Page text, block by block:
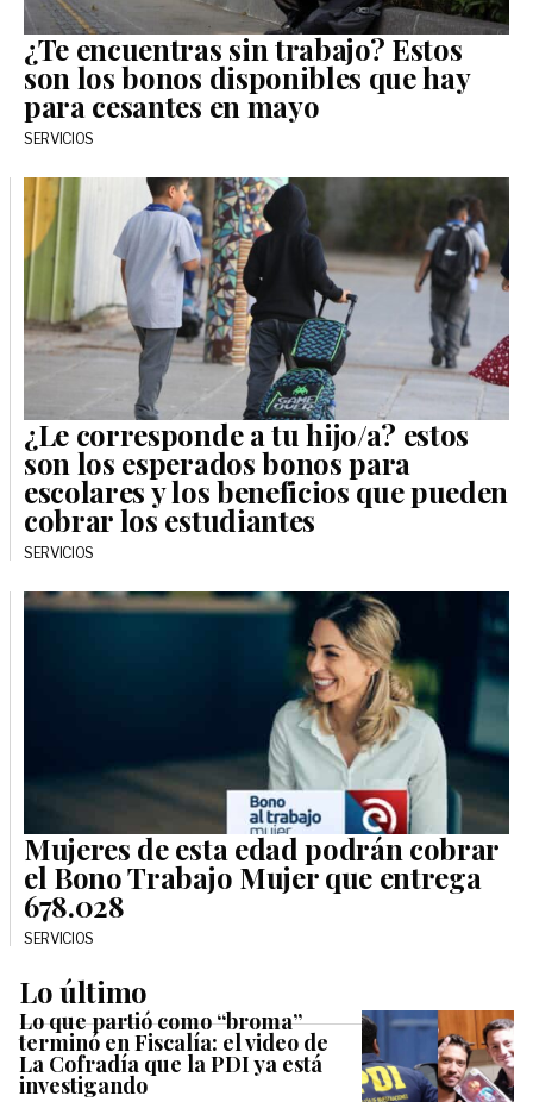
¿Te encuentras sin trabajo? Estos
son los bonos disponibles que hay
para cesantes en mayo
SERVICIOS
¿Le corresponde a tu hijo/a? estos
son los esperados bonos para
escolares y los beneficios que pueden
cobrar los estudiantes
SERVICIOS
Mujeres de esta edad podrán cobrar
el Bono Trabajo Mujer que entrega
678.028
SERVICIOS
Lo último
Lo que partió como “broma”
terminó en Fiscalía: el video de
La Cofradía que la PDI ya está
investigando